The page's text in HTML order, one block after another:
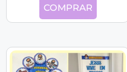
COMPRAR